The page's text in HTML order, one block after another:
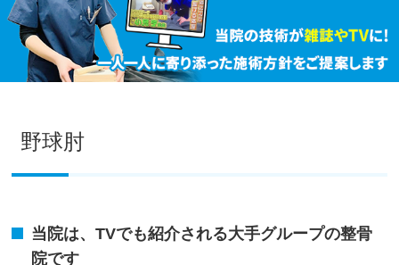
野球肘
当院は、TVでも紹介される大手グループの整骨
院です